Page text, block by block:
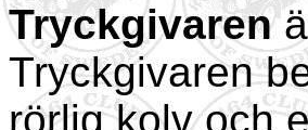
Tryckgivaren
Tryckgivaren
rörlig kolv och